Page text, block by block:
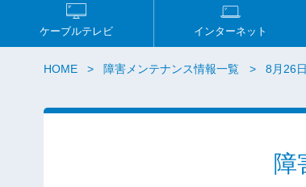
ケーブルテレビ インターネット
HOME 障害メンテナンス情報一覧 8月26
障